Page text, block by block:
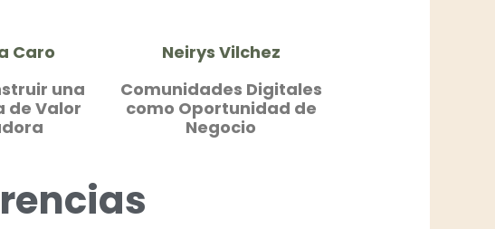
Caro
una
de Valor
Neirys Vilchez
Comunidades Digitales
como Oportunidad de
Negocio